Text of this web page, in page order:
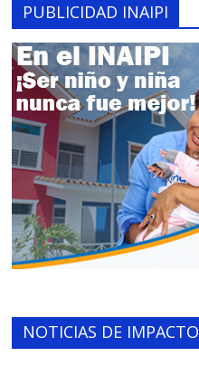
PUBLICIDAD INAIPI
NOTICIAS DE IMPACTO